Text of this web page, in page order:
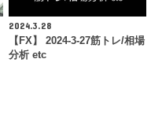
2024.3.28
【FX】 2024-3-27筋トレ/相場
分析 etc